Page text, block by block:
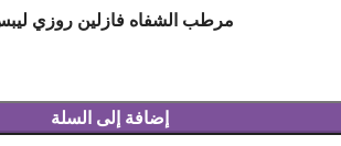
مرطب الشفاه فازلين روزي
إضافة إلى السلة